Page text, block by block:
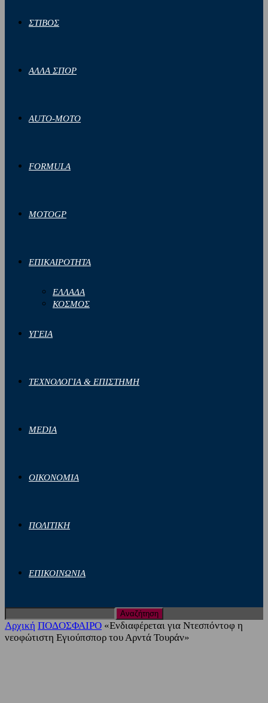
ΣΤΙΒΟΣ
ΑΛΛΑ ΣΠΟΡ
AUTO-MOTO
FORMULA
MOTOGP
ΕΠΙΚΑΙΡΟΤΗΤΑ
ΕΛΛΑΔΑ
ΚΟΣΜΟΣ
ΥΓΕΙΑ
ΤΕΧΝΟΛΟΓΙΑ & ΕΠΙΣΤΗΜΗ
MEDIA
ΟΙΚΟΝΟΜΙΑ
ΠΟΛΙΤΙΚΗ
ΕΠΙΚΟΙΝΩΝΙΑ
Αρχική ΠΟΔΟΣΦΑΙΡΟ «Ενδιαφέρεται για Ντεσπόντοφ η
νεοφώτιστη Εγιούπσπορ του Αρντά Τουράν»